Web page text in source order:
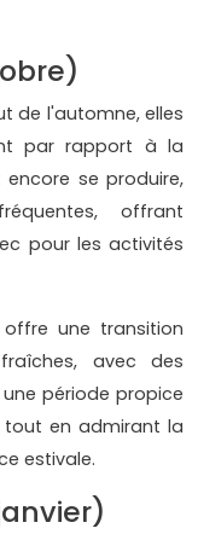
de l'automne, elles
par rapport à la
encore se produire,
offrant
pour les activités
une transition
avec des
période propice
en admirant la
estivale.